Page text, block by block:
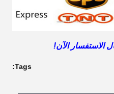
الاستفسار الآن!
Tags: